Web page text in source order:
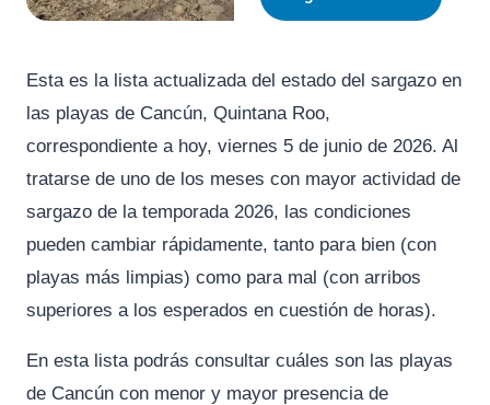
Esta es la lista actualizada del estado del sargazo en
las playas de Cancún, Quintana Roo,
correspondiente a hoy, viernes 5 de junio de 2026. Al
tratarse de uno de los meses con mayor actividad de
sargazo de la temporada 2026, las condiciones
pueden cambiar rápidamente, tanto para bien (con
playas más limpias) como para mal (con arribos
superiores a los esperados en cuestión de horas).
En esta lista podrás consultar cuáles son las playas
de Cancún con menor y mayor presencia de